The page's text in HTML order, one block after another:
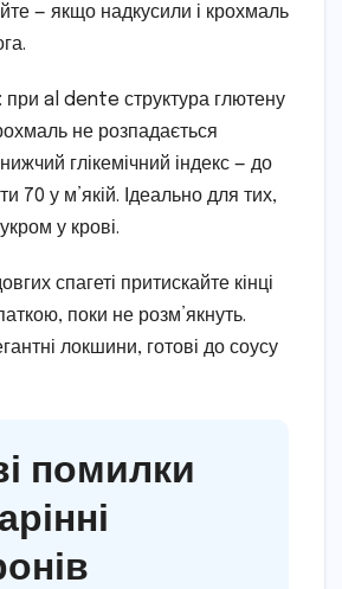
— якщо надкусили і крохмаль
при al dente структура глютену
не розпадається
глікемічний індекс — до
70 у м’якій. Ідеально для тих,
у крові.
спагеті притискайте кінці
поки не розм’якнуть.
локшини, готові до соусу
помилки